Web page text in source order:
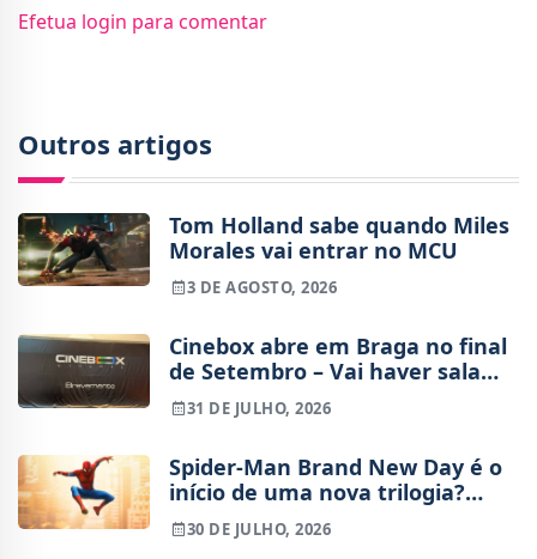
Efetua login para comentar
Outros artigos
Tom Holland sabe quando Miles
Morales vai entrar no MCU
3 DE AGOSTO, 2026
Cinebox abre em Braga no final
de Setembro – Vai haver sala
IMAX?
31 DE JULHO, 2026
Spider-Man Brand New Day é o
início de uma nova trilogia?
Tudo o que sabemos sobre o
futuro do Peter Parker de Tom
30 DE JULHO, 2026